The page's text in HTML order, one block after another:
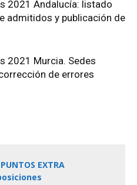
2021 Andalucía: listado
admitidos y publicación de
2021 Murcia. Sedes
de errores
EXTRA